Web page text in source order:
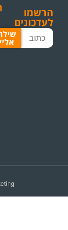
הרשמו
לעדכונים